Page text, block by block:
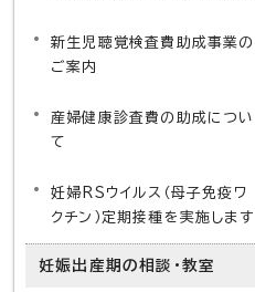
新生児聴覚検査費助成事業の
ご案内
産婦健康診査費の助成につい
て
妊婦RSウイルス（母子免疫ワ
クチン）定期接種を実施します
妊娠出産期の相談・教室